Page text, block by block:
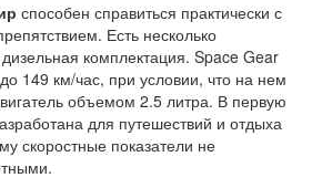
способен справиться практически с
Есть несколько
комплектация. Space Gear
149 км/час, при условии, что на нем
объемом 2.5 литра. В первую
для путешествий и отдыха
скоростные показатели не